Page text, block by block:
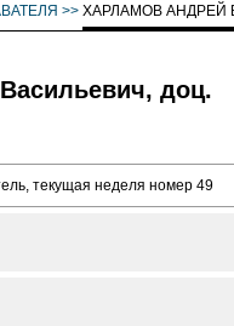
>> ХАРЛАМОВ АНДРЕЙ
доц.
текущая неделя номер 49